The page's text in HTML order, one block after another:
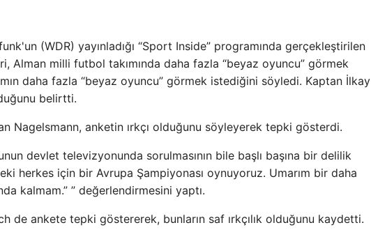
(WDR) yayınladığı “Sport Inside” programında gerçekleştirilen
Alman milli futbol takımında daha fazla “beyaz oyuncu” görmek
daha fazla “beyaz oyuncu” görmek istediğini söyledi. Kaptan İlkay
belirtti.
Nagelsmann, anketin ırkçı olduğunu söyleyerek tepki gösterdi.
devlet televizyonunda sorulmasının bile başlı başına bir delilik
herkes için bir Avrupa Şampiyonası oynuyoruz. Umarım bir daha
kalmam.” ” değerlendirmesini yaptı.
de ankete tepki göstererek, bunların saf ırkçılık olduğunu kaydetti.